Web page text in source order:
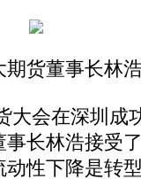
期货董事长林
会在深圳成
长林浩接受
性下降是转